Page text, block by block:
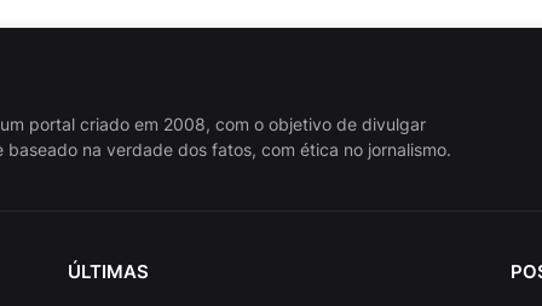
portal criado em 2008, com o objetivo de divulgar
baseado na verdade dos fatos, com ética no jornalismo.
ÚLTIMAS